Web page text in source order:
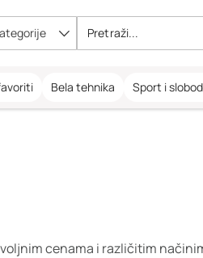
Bela tehnika Sport i
cenama i različitim